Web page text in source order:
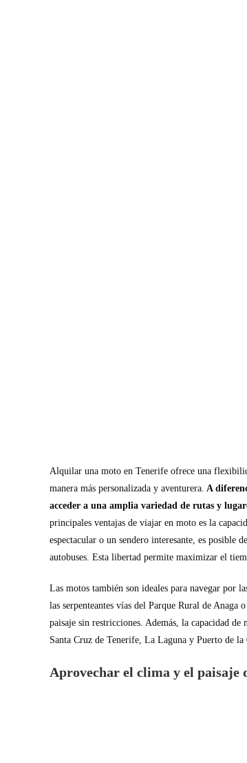
Alquilar una moto en Tenerife ofrece una
manera más personalizada y aventurera. A
acceder a una amplia variedad de rutas y
principales ventajas de viajar en moto es la
espectacular o un sendero interesante, es posible
autobuses. Esta libertad permite maximizar el
Las motos también son ideales para navegar por
las serpenteantes vías del Parque Rural de
paisaje sin restricciones. Además, la capacidad
Santa Cruz de Tenerife, La Laguna y Puerto de la
Aprovechar el clima y el paisaje